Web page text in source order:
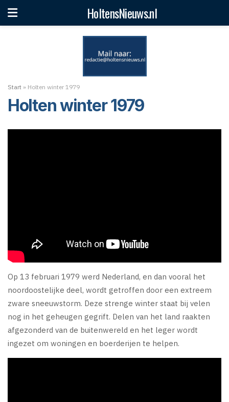
HoltensNieuws.nl
Start » Holten winter 1979
Holten winter 1979
Op 13 februari 1979 werd Nederland, en dan vooral het
noordoostelijke deel, wordt getroffen door een extreem
zware sneeuwstorm. Deze strenge winter staat bij velen
nog in het geheugen gegrift. Delen van het land raakten
afgezonderd van de buitenwereld en het leger wordt
ingezet om woningen en boerderijen te helpen.